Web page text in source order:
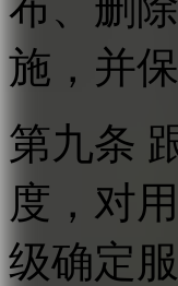
施，并
第九条
度，对
级确定